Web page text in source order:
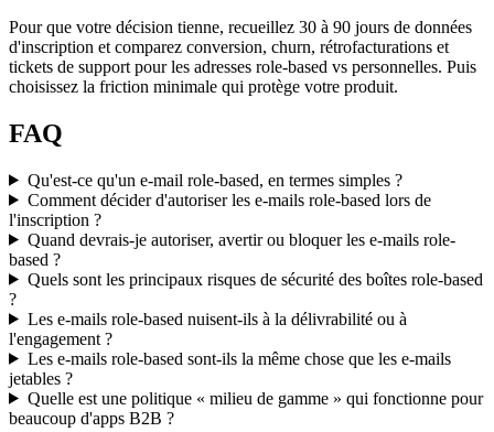
Pour que votre décision tienne, recueillez 30 à 90 jours de données
d'inscription et comparez conversion, churn, rétrofacturations et
tickets de support pour les adresses role-based vs personnelles. Puis
choisissez la friction minimale qui protège votre produit.
FAQ
Qu'est-ce qu'un e-mail role-based, en termes simples ?
Comment décider d'autoriser les e-mails role-based lors de
l'inscription ?
Quand devrais-je autoriser, avertir ou bloquer les e-mails role-
based ?
Quels sont les principaux risques de sécurité des boîtes role-based
?
Les e-mails role-based nuisent-ils à la délivrabilité ou à
l'engagement ?
Les e-mails role-based sont-ils la même chose que les e-mails
jetables ?
Quelle est une politique « milieu de gamme » qui fonctionne pour
beaucoup d'apps B2B ?